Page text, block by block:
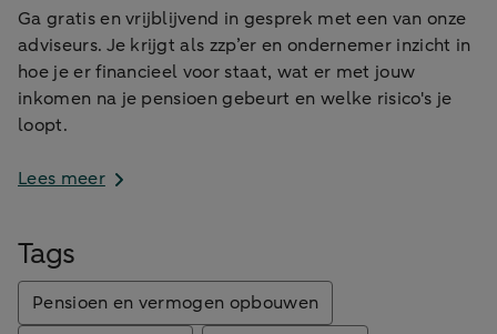
Ga gratis en vrijblijvend in gesprek met een van onze
adviseurs. Je krijgt als zzp’er en ondernemer inzicht in
hoe je er financieel voor staat, wat er met jouw
inkomen na je pensioen gebeurt en welke risico's je
loopt.
Lees meer
Tags
Pensioen en vermogen opbouwen